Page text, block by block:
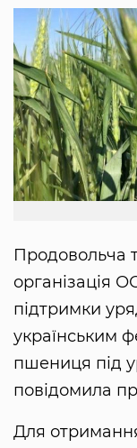
Продовольча
організація
підтримки
українським
пшениця під
повідомила
Для